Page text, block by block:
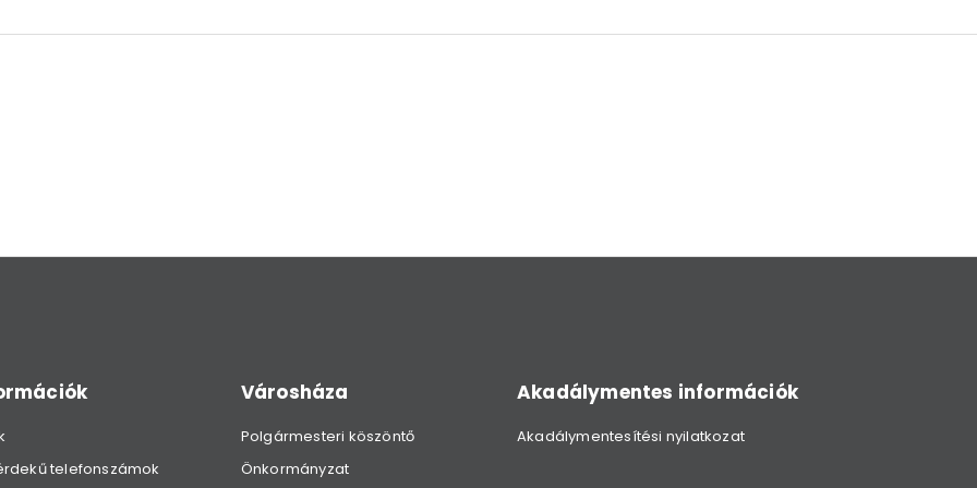
telefonszámok
Városháza
Polgármesteri köszöntő
Önkormányzat
Akadálymentes információk
Akadálymentesítési nyilatkozat